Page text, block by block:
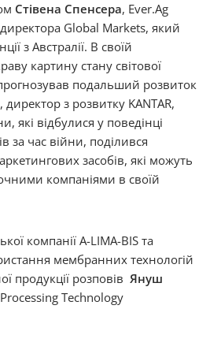
Стівена Спенсера, Ever.Ag
Global Markets, який
з Австралії. В своїй
картину стану світової
подальший розвиток
, директор з розвитку KANTAR,
які відбулися у поведінці
за час війни, поділився
засобів, які можуть
компаніями в своїй
компанії A-LIMA-ВIS та
мембранних технологій
продукції розповів Януш
Technology